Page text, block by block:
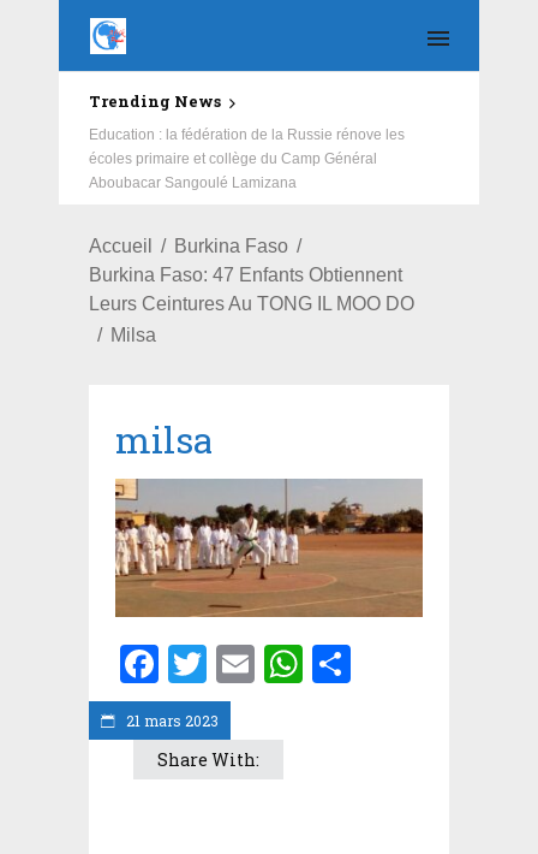
Trending News
Education : la fédération de la Russie rénove les
écoles primaire et collège du Camp Général
Aboubacar Sangoulé Lamizana
Accueil
Burkina Faso
Burkina Faso: 47 Enfants Obtiennent
Leurs Ceintures Au TONG IL MOO DO
Milsa
21 mars 2023
milsa
Facebook
Twitter
EmailWhatsApp
Share With: